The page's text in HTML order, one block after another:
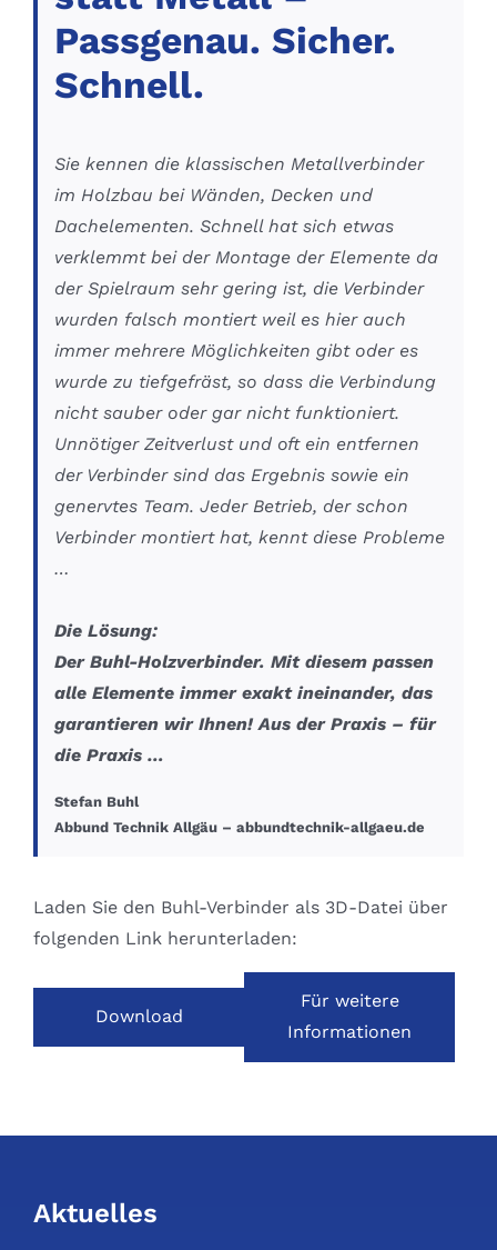
Passgenau. Sicher.
Schnell.
Sie kennen die klassischen Metallverbinder
im Holzbau bei Wänden, Decken und
Dachelementen. Schnell hat sich etwas
verklemmt bei der Montage der Elemente da
der Spielraum sehr gering ist, die Verbinder
wurden falsch montiert weil es hier auch
immer mehrere Möglichkeiten gibt oder es
wurde zu tiefgefräst, so dass die Verbindung
nicht sauber oder gar nicht funktioniert.
Unnötiger Zeitverlust und oft ein entfernen
der Verbinder sind das Ergebnis sowie ein
genervtes Team. Jeder Betrieb, der schon
Verbinder montiert hat, kennt diese Probleme
…
Die Lösung:
Der Buhl-Holzverbinder. Mit diesem passen
alle Elemente immer exakt ineinander, das
garantieren wir Ihnen! Aus der Praxis – für
die Praxis …
Stefan Buhl
Abbund Technik Allgäu – abbundtechnik-allgaeu.de
Laden Sie den Buhl-Verbinder als 3D-Datei über
folgenden Link herunterladen:
Download
Für weitere
Informationen
Aktuelles